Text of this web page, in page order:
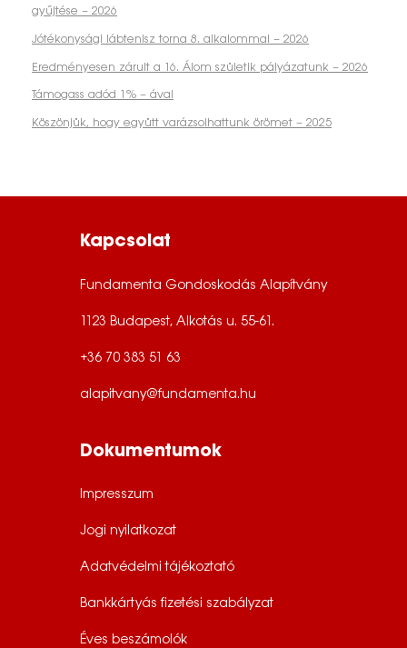
gyűjtése – 2026
Jótékonysági lábtenisz torna 8. alkalommal – 2026
Eredményesen zárult a 16. Álom születik pályázatunk – 2026
Támogass adód 1% – ával
Köszönjük, hogy együtt varázsolhattunk örömet – 2025
Kapcsolat
Fundamenta Gondoskodás Alapítvány
1123 Budapest, Alkotás u. 55-61.
+36 70 383 51 63
alapitvany@fundamenta.hu
Dokumentumok
Impresszum
Jogi nyilatkozat
Adatvédelmi tájékoztató
Bankkártyás fizetési szabályzat
Éves beszámolók